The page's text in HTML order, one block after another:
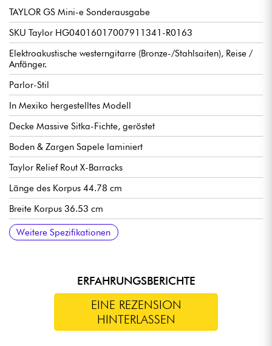
TAYLOR GS Mini-e Sonderausgabe
SKU Taylor HG04016017007911341-R0163
Elektroakustische westerngitarre (Bronze-/Stahlsaiten), Reise /
Anfänger.
Parlor-Stil
In Mexiko hergestelltes Modell
Decke Massive Sitka-Fichte, geröstet
Boden & Zargen Sapele laminiert
Taylor Relief Rout X-Barracks
Länge des Korpus 44.78 cm
Breite Korpus 36.53 cm
Tiefe des Korpus 11.28 cm
Hals Neotropisches Mahagoni
Griffbrett Ebenholz Crelicam, 20x Bünde
Mensur 23.50"
Sattelbreite des Halses 1-11/16" (4.29 cm)
Taylor ES-B Vorverstärker
Hals-Sattel Tusq
Micarta Steg-Sattel
Taylor stimmmechaniken gekapselte Mechaniken
Wird mit Taylor Structured Gig Bag Case verkauft.
Empfohlene saitenstärken Light
Weitere Spezifikationen
ERFAHRUNGSBERICHTE
EINE REZENSION
HINTERLASSEN